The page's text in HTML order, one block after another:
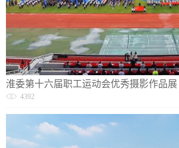
淮委第十六届职工运动会优秀摄影作品展
4392